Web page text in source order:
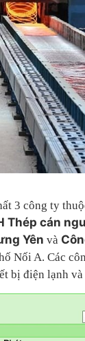
3 công ty
Thép cán
Yên và
Nối A. Các
bị điện lạnh